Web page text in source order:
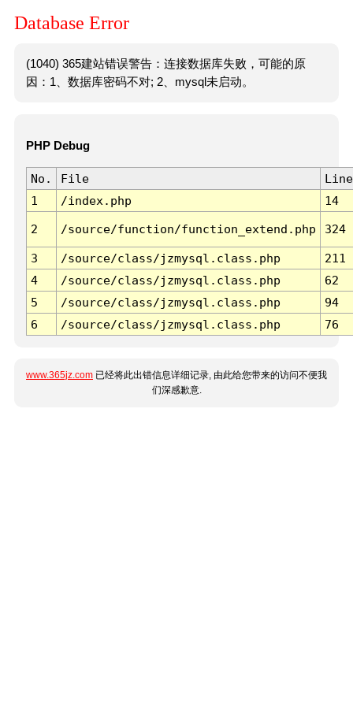
Database Error
(1040) 365建站错误警告：连接数据库失败，可能的原
因：1、数据库密码不对; 2、mysql未启动。
PHP Debug
No. File
Line
1
/index.php 14
2 /source/function/function_extend.php 324
3 /source/class/jzmysql.class.php
211
4
/source/class/jzmysql.class.php
62
5
/source/class/jzmysql.class.php
94
6
/source/class/jzmysql.class.php 76
www.365jz.com 已经将此出错信息详细记录, 由此给您带来的访问不便我
们深感歉意.